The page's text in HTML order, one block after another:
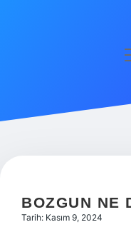
Hakkımızda
BOZGUN NE
Tarih: Kasım 9, 2024